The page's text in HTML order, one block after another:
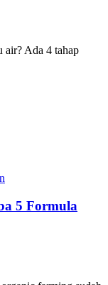
air? Ada 4 tahap
5 Formula